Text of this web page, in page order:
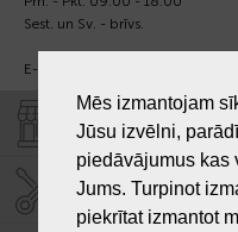
Sest. un Sv. - brīvs.
E-pasts:
VEIKALI
SERVISA
Mēs izmantojam
Jūsu izvēlni,
piedāvājumus kas
Jums. Turpinot
piekrītat izmantot